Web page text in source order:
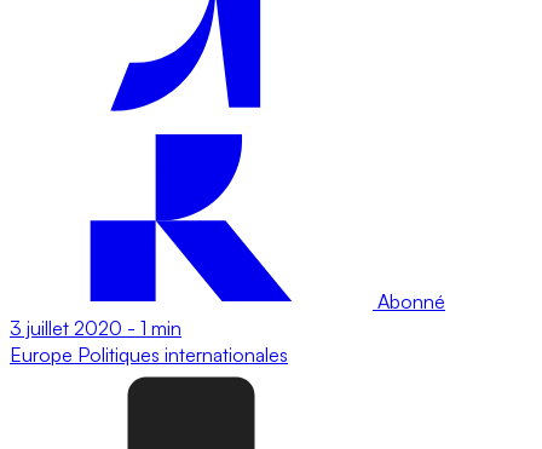
Abonné
3 juillet 2020 - 1 min
Europe Politiques internationales